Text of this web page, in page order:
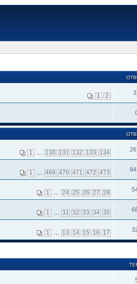
1 2
1 130 131 132 133 134
1 469 470 471 472 473
1 24 25 26 27 28
1 31 32 33 34 35
1 13 14 15 16 17